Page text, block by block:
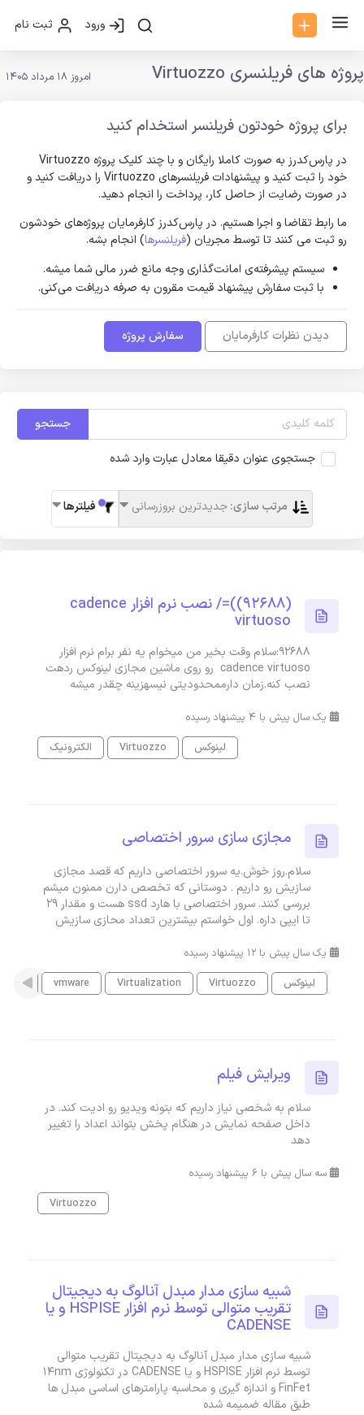
ورود ثبت نام
پروژه های فریلنسری Virtuozzo امروز 18 مرداد 1405
برای پروژه خودتون فریلنسر استخدام کنید
در پارس‌کدرز به صورت کاملا رایگان و با چند کلیک پروژه Virtuozzo
خود را ثبت کنید و پیشنهادات فریلنسر‌های Virtuozzo را دریافت کنید و
در صورت رضایت از حاصل کار، پرداخت را انجام دهید.
ما رابط تقاضا و اجرا هستیم. در پارس‌کدرز کارفرمایان پروژه‌های خودشون
رو ثبت می کنند تا توسط مجریان (فریلنسرها) انجام بشه.
سیستم پیشرفته‌ی امانت‌گذاری وجه مانع ضرر مالی شما میشه.
با ثبت سفارش پیشنهاد قیمت مقرون به صرفه دریافت می‌کنی.
دیدن نظرات کارفرمایان سفارش پروژه
جستجو
جستجوی عنوان دقیقا معادل عبارت وارد شده
مرتب سازی:جدیدترین بروزرسانی فیلترها
(92688))=/ نصب نرم افزار cadence
virtuoso
92688:سلام وقت بخیر من میخوام یه نفر برام نرم افزار
cadence virtuoso رو روی ماشین مجازی لینوکس ردهت
نصب کنه.زمان دارممحدودیتی نیسهزینه چقدر میشه
یک سال پیش با 4 پیشنهاد رسیده
لینوکس
Virtuozzo الکترونیک
مجازی سازی سرور اختصاصی
سلام.روز خوش.یه سرور اختصاصی داریم که قصد مجازی
سازیش رو داریم . دوستانی که تخصص دارن ممنون میشم
بررسی کنند. سرور اختصاصی با هارد ssd هست و مقدار ۲۹
تا ایپی داره. اول خواستم بیشترین تعداد محازی سازیش
یک سال پیش با 12 پیشنهاد رسیده
لینوکس
Virtuozzo
Virtualization
vmware
ویرایش فیلم
سلام به شخصی نیاز داریم که بتونه ویدیو رو ادیت کند. در
داخل صفحه نمایش در هنگام پخش بتواند اعداد را تغییر
دهد
سه سال پیش با 6 پیشنهاد رسیده
Virtuozzo
شبیه سازی مدار مبدل آنالوگ به دیجیتال
تقریب متوالی توسط نرم افزار HSPISE و یا
CADENSE
شبیه سازی مدار مبدل آنالوگ به دیجیتال تقریب متوالی
توسط نرم افزار HSPISE و یا CADENSE در تکنولوژی 14nm
FinFet و اندازه گیری و محاسبه پارامترهای اساسی مبدل ها
طبق مقاله ضمیمه شده